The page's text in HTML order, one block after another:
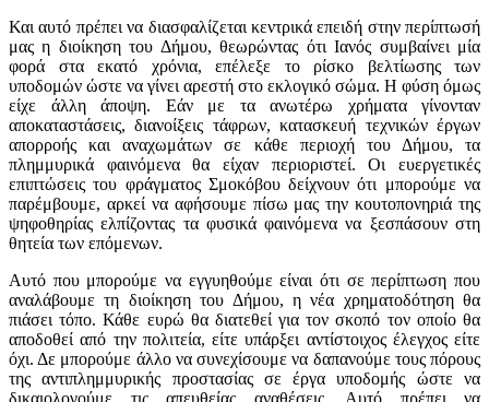
Και αυτό πρέπει να διασφαλίζεται κεντρικά επειδή στην περίπτωσή
μας η διοίκηση του Δήμου, θεωρώντας ότι Ιανός συμβαίνει μία
φορά στα εκατό χρόνια, επέλεξε το ρίσκο βελτίωσης των
υποδομών ώστε να γίνει αρεστή στο εκλογικό σώμα. Η φύση όμως
είχε άλλη άποψη. Εάν με τα ανωτέρω χρήματα γίνονταν
αποκαταστάσεις, διανοίξεις τάφρων, κατασκευή τεχνικών έργων
απορροής και αναχωμάτων σε κάθε περιοχή του Δήμου, τα
πλημμυρικά φαινόμενα θα είχαν περιοριστεί. Οι ευεργετικές
επιπτώσεις του φράγματος Σμοκόβου δείχνουν ότι μπορούμε να
παρέμβουμε, αρκεί να αφήσουμε πίσω μας την κουτοπονηριά της
ψηφοθηρίας ελπίζοντας τα φυσικά φαινόμενα να ξεσπάσουν στη
θητεία των επόμενων.
Αυτό που μπορούμε να εγγυηθούμε είναι ότι σε περίπτωση που
αναλάβουμε τη διοίκηση του Δήμου, η νέα χρηματοδότηση θα
πιάσει τόπο. Κάθε ευρώ θα διατεθεί για τον σκοπό τον οποίο θα
αποδοθεί από την πολιτεία, είτε υπάρξει αντίστοιχος έλεγχος είτε
όχι. Δε μπορούμε άλλο να συνεχίσουμε να δαπανούμε τους πόρους
της αντιπλημμυρικής προστασίας σε έργα υποδομής ώστε να
δικαιολογούμε τις απευθείας αναθέσεις. Αυτό πρέπει να